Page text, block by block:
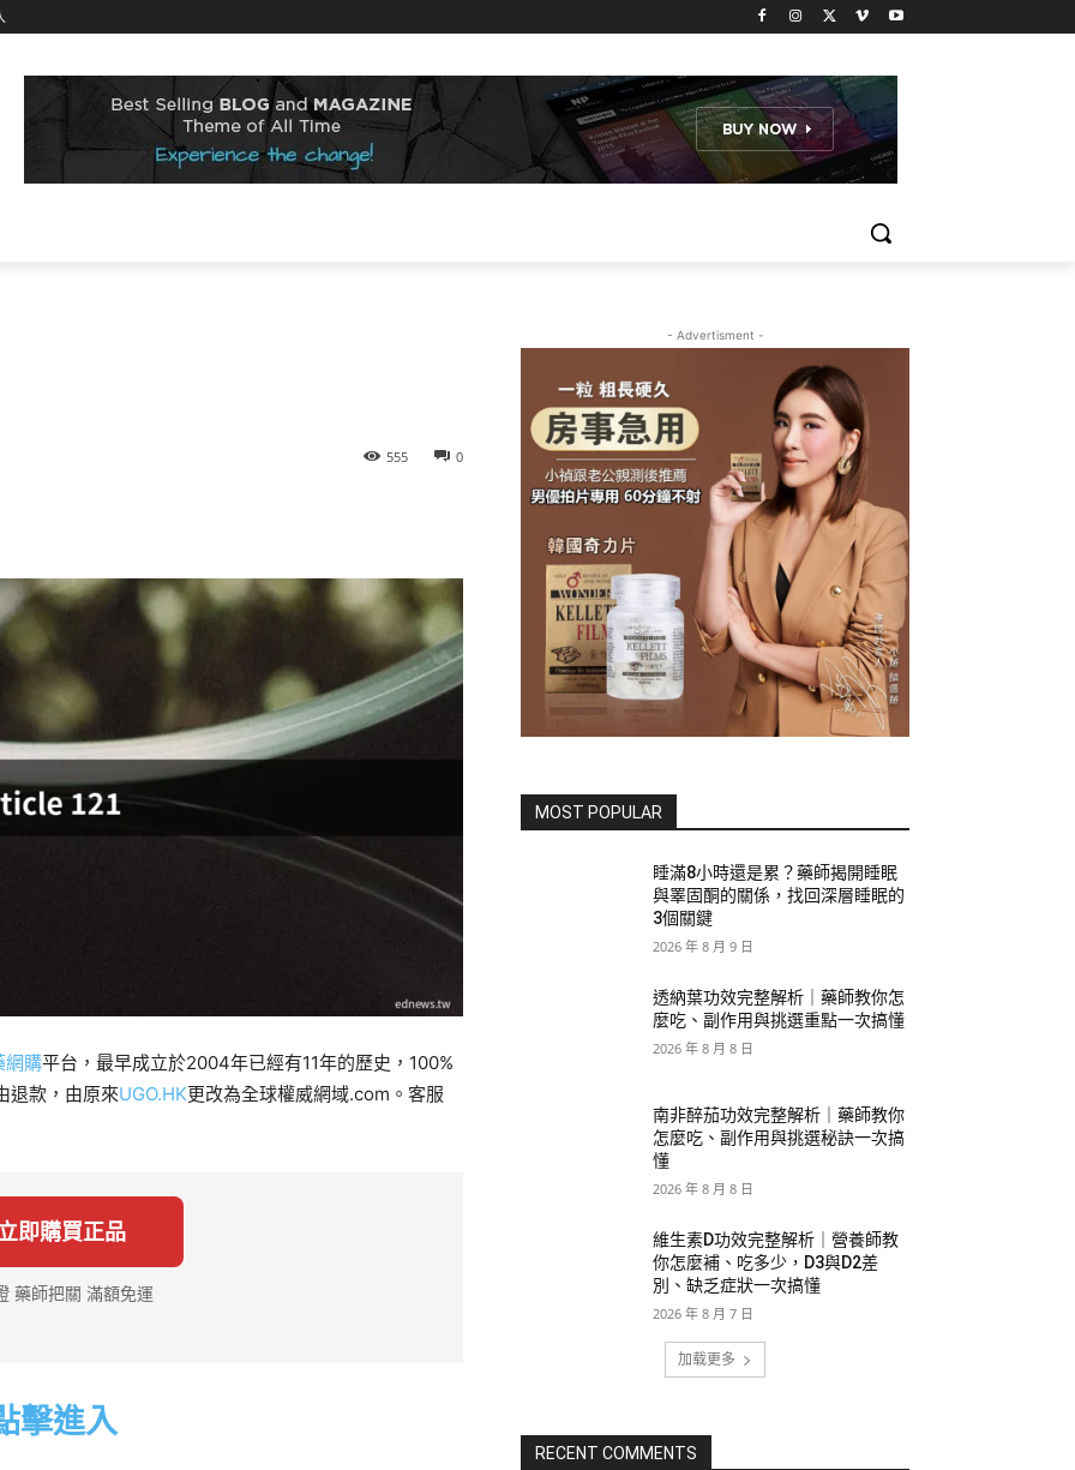
0
555
網購平台，最早成立於2004年已經有11年的歷史，100%
退款，由原來UGO.HK更改為全球權威網域.com。客服
即購買正品
藥師把關 滿額免運
擊進入
- Advertisment -
MOST POPULAR
睡滿8小時還是累？藥師揭開睡眠
與睪固酮的關係，找回深層睡眠的
3個關鍵
2026 年 8 月 9 日
透納葉功效完整解析｜藥師教你怎
麼吃、副作用與挑選重點一次搞懂
2026 年 8 月 8 日
南非醉茄功效完整解析｜藥師教你
怎麼吃、副作用與挑選秘訣一次搞
懂
2026 年 8 月 8 日
維生素D功效完整解析｜營養師教
你怎麼補、吃多少，D3與D2差
別、缺乏症狀一次搞懂
2026 年 8 月 7 日
加载更多
RECENT COMMENTS